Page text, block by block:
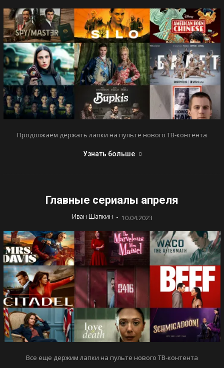
Продолжаем держать лапки на пульте нового ТВ-контента
Узнать больше
Главные сериалы апреля
Иван Шапкин - 10.04.2023
Все еще держим лапки на пульте нового ТВ-контента